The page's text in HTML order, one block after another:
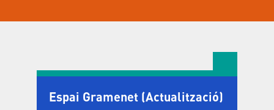
Espai Gramenet (Actualització)